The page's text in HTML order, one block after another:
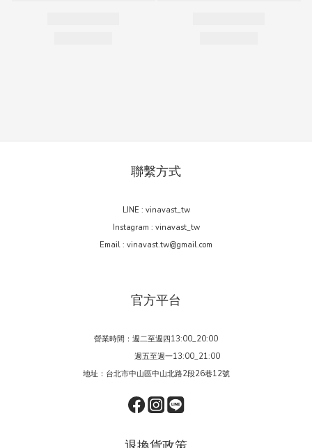
聯繫方式
LINE : vinavast_tw
Instagram : vinavast_tw
Email : vinavast.tw@gmail.com
官方平台
營業時間：週二至週四13:00_20:00
週五至週一13:00_21:00
地址：台北市中山區中山北路2段26巷12號